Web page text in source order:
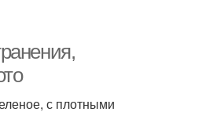
с плотными